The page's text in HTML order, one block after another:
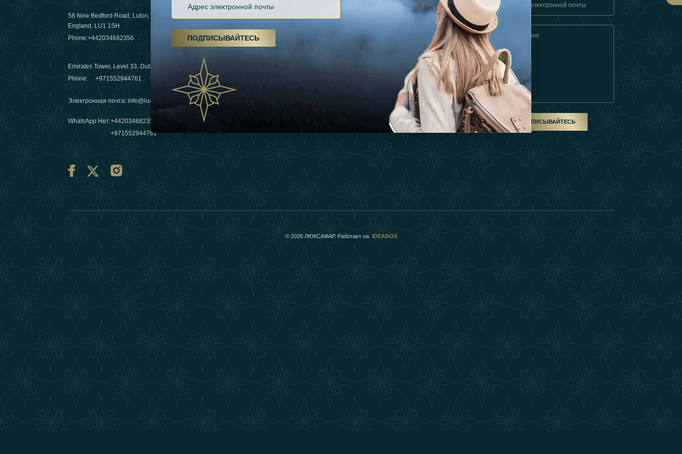
58 New Bedford Road, Luton,
England, LU1 1SH
Phone:+442034682356
Emirates Tower, Level 33, Dubai, UAE
Phone:+971552944761
Электронная почта:info@luxafar.com
WhatsApp Нет:+442034682356
+971552944761
Пешие походы, спа-процедуры и йога: ОАЭ
становятся велнес-центром
03 April 2025
Зимние путешествия для
путешественников из Эмиратов:
переопределение роскошного путешествия
10 March 2025
Вдохновения
Опыт
Файлов Cookie
Положения И Условия
Станьте Партнером
Our Team
ПОДПИСЫВАЙТЕСЬ
© 2026 ЛЮКСАФАР. Работает на IDEABOX
ПОДПИСЫВАЙТЕСЬ